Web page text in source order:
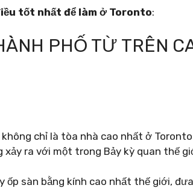
tốt nhất để làm ở Toronto:
PHỐ TỪ TRÊN
không chỉ là tòa nhà cao nhất ở
xảy ra với một trong Bảy kỳ quan thế
ốp sàn bằng kính cao nhất thế giới,